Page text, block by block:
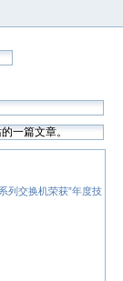
列交换机荣获”年度技